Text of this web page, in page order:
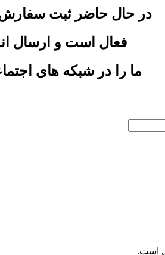
در حال حاضر ثبت
فعال است و ارسال
ما را در شبکه های
است.